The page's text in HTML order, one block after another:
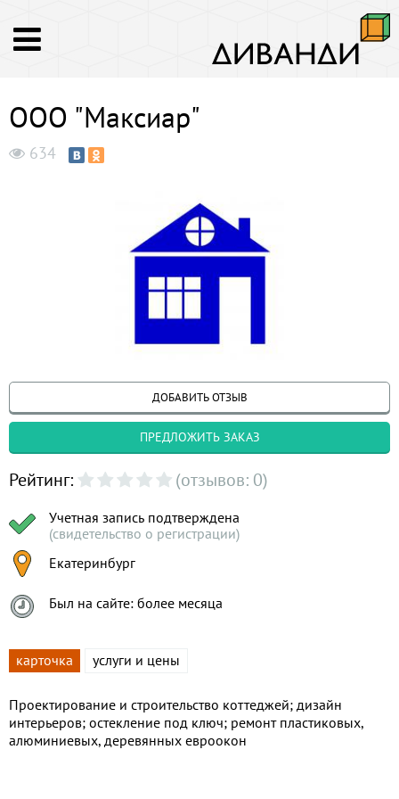
ООО "Максиар"
634
ДОБАВИТЬ ОТЗЫВ
ПРЕДЛОЖИТЬ ЗАКАЗ
Рейтинг: (отзывов: 0)
Учетная запись подтверждена
(свидетельство о регистрации)
Екатеринбург
Был на сайте: более месяца
карточка услуги и цены
Проектирование и строительство коттеджей; дизайн
интерьеров; остекление под ключ; ремонт пластиковых,
алюминиевых, деревянных евроокон